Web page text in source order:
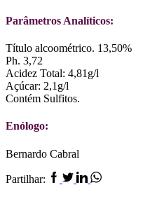
Parâmetros Analíticos:
Título alcoométrico. 13,50%
Ph. 3,72
Acidez Total: 4,81g/l
Açúcar: 2,1g/l
Contém Sulfitos.
Enólogo:
Bernardo Cabral
Partilhar: Facebook
TwitterLinkedin
Whatsapp